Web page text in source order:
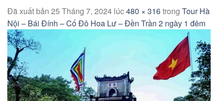
Đã xuất bản 25 Tháng 7, 2024 lúc480 × 316trong Tour Hà
Nội – Bái Đính – Cố Đô Hoa Lư – Đền Trần 2 ngày 1 đêm